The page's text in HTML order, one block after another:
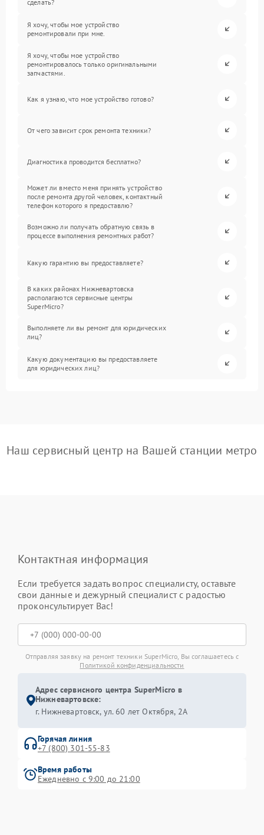
сделать?
Я хочу, чтобы мое устройство
ремонтировали при мне.
Я хочу, чтобы мое устройство
ремонтировалось только оригинальными
запчастями.
Как я узнаю, что мое устройство готово?
От чего зависит срок ремонта техники?
Диагностика проводится бесплатно?
Может ли вместо меня принять устройство
после ремонта другой человек, контактный
телефон которого я предоставлю?
Возможно ли получать обратную связь в
процессе выполнения ремонтных работ?
Какую гарантию вы предоставляете?
В каких районах Нижневартовска
располагаются сервисные центры
SuperMicro?
Выполняете ли вы ремонт для юридических
лиц?
Какую документацию вы предоставляете
для юридических лиц?
Наш сервисный центр на Вашей станции метро
Контактная информация
Если требуется задать вопрос специалисту, оставьте
свои данные и дежурный специалист с радостью
проконсультирует Вас!
Отправляя заявку на ремонт техники SuperMicro, Вы соглашаетесь с
Политикой конфиденциальности
Адрес сервисного центра SuperMicro в
Нижневартовске:
г. Нижневартовск, ул. 60 лет Октября, 2А
Горячая линия
+7 (800) 301-55-83
Время работы
Ежедневно с 9:00 до 21:00